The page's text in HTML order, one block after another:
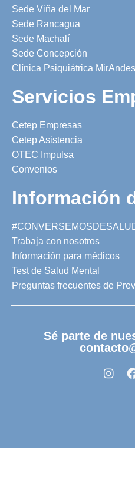
Sede Viña del Mar
Sede Rancagua
Sede Machalí
Sede Concepción
Clínica Psiquiátrica MirAndes
Servicios
Cetep Empresas
Cetep Asistencia
OTEC Impulsa
Convenios
Información
Trabaja con nosotros
Información para médicos
Test de Salud Mental
Preguntas frecuentes de
Sé parte de